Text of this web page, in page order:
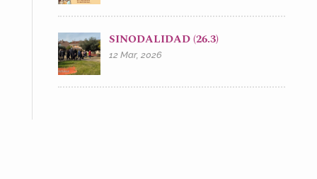
SINODALIDAD (26.3)
12 Mar, 2026